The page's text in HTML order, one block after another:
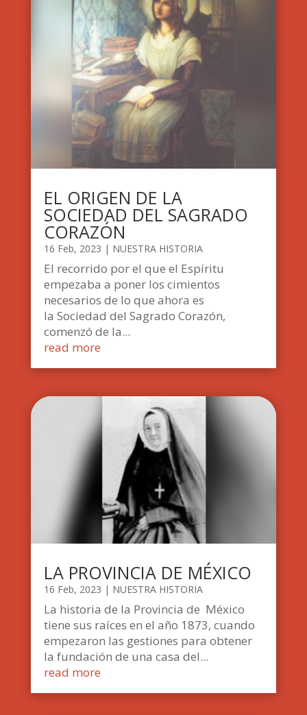
EL ORIGEN DE LA
SOCIEDAD DEL SAGRADO
CORAZÓN
16 Feb, 2023 | NUESTRA HISTORIA
El recorrido por el que el Espíritu
empezaba a poner los cimientos
necesarios de lo que ahora es
la Sociedad del Sagrado Corazón,
comenzó de la...
read more
LA PROVINCIA DE MÉXICO
16 Feb, 2023 | NUESTRA HISTORIA
La historia de la Provincia de México
tiene sus raíces en el año 1873, cuando
empezaron las gestiones para obtener
la fundación de una casa del...
read more